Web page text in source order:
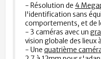
- Résolution de 4
l'identification sans
comportements, et de
- 3 caméras avec un
vision globale des lieux
- Une quatrième